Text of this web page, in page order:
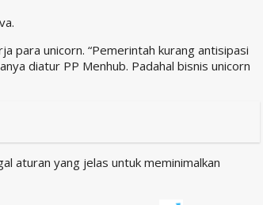
para unicorn. “Pemerintah kurang antisipasi
diatur PP Menhub. Padahal bisnis unicorn
aturan yang jelas untuk meminimalkan